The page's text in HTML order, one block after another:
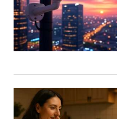
en
chino